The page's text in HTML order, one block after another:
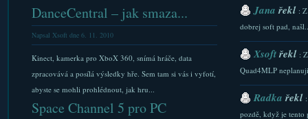
DanceCentral – jak smaza...
Napsal Xsoft dne 6. 11. 2010
Kinect, kamerka pro XboX 360, snímá hráče, data
zpracovává a posílá výsledky hře. Sem tam si vás i vyfotí,
abyste se mohli prohlédnout, jak hru...
Space Channel 5 pro PC
Janařekl :
dobrej soft pad,
Xsoftřekl :
Quad4MLP
Radkařekl
pozdě, když je tento